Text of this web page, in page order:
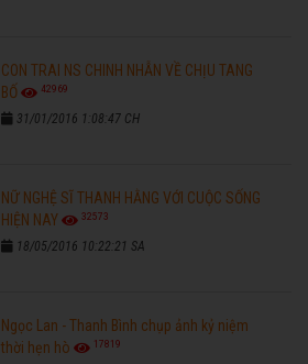
CON TRAI NS CHINH NHẪN VỀ CHỊU TANG
BỐ
42969
31/01/2016 1:08:47 CH
NỮ NGHỆ SĨ THANH HẰNG VỚI CUỘC SỐNG
HIỆN NAY
32573
18/05/2016 10:22:21 SA
Ngọc Lan - Thanh Bình chụp ảnh kỷ niệm
thời hẹn hò
17819